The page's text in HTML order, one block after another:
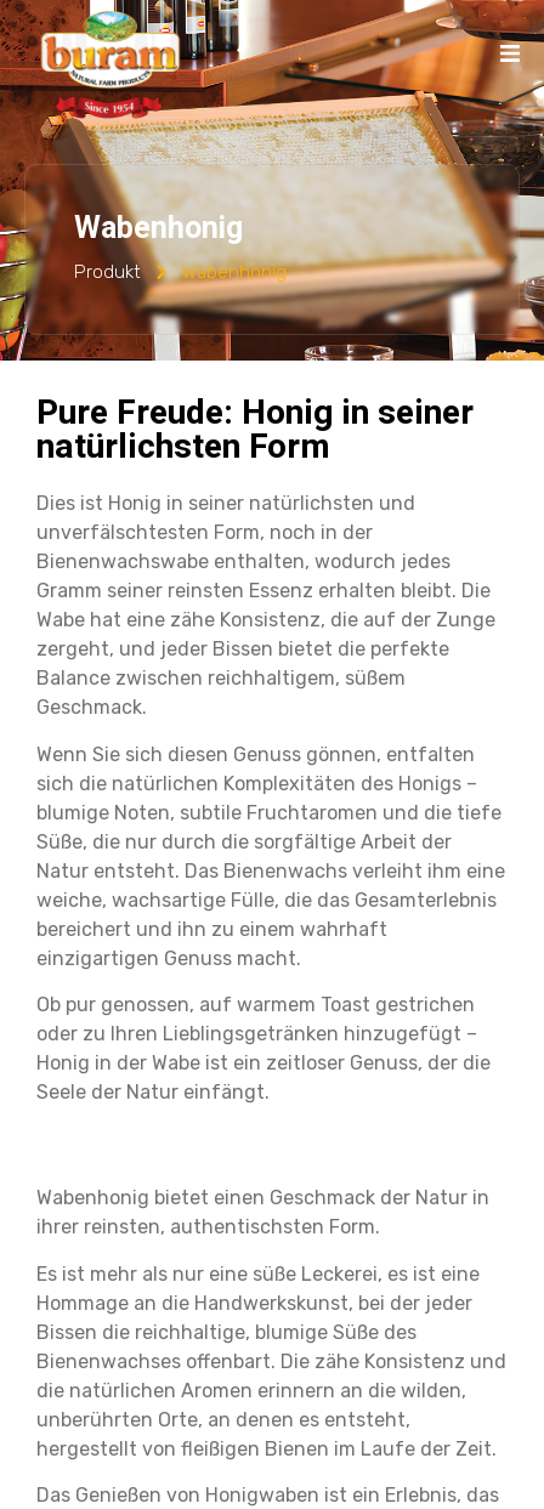
Wabenhonig
Produkt Wabenhonig
Pure Freude: Honig in seiner
natürlichsten Form
Dies ist Honig in seiner natürlichsten und
unverfälschtesten Form, noch in der
Bienenwachswabe enthalten, wodurch jedes
Gramm seiner reinsten Essenz erhalten bleibt. Die
Wabe hat eine zähe Konsistenz, die auf der Zunge
zergeht, und jeder Bissen bietet die perfekte
Balance zwischen reichhaltigem, süßem
Geschmack.
Wenn Sie sich diesen Genuss gönnen, entfalten
sich die natürlichen Komplexitäten des Honigs –
blumige Noten, subtile Fruchtaromen und die tiefe
Süße, die nur durch die sorgfältige Arbeit der
Natur entsteht. Das Bienenwachs verleiht ihm eine
weiche, wachsartige Fülle, die das Gesamterlebnis
bereichert und ihn zu einem wahrhaft
einzigartigen Genuss macht.
Ob pur genossen, auf warmem Toast gestrichen
oder zu Ihren Lieblingsgetränken hinzugefügt –
Honig in der Wabe ist ein zeitloser Genuss, der die
Seele der Natur einfängt.
Wabenhonig bietet einen Geschmack der Natur in
ihrer reinsten, authentischsten Form.
Es ist mehr als nur eine süße Leckerei, es ist eine
Hommage an die Handwerkskunst, bei der jeder
Bissen die reichhaltige, blumige Süße des
Bienenwachses offenbart. Die zähe Konsistenz und
die natürlichen Aromen erinnern an die wilden,
unberührten Orte, an denen es entsteht,
hergestellt von fleißigen Bienen im Laufe der Zeit.
Das Genießen von Honigwaben ist ein Erlebnis, das